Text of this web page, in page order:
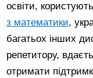
освіти,
з математики,
багатьох інших
репетитору,
отримати